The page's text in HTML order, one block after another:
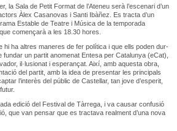
la Sala de Petit Format de l’Ateneu serà l’escenari d’un
Àlex Casanovas i Santi Ibàñez. Es tracta d’un
Estable de Teatre i Música de la temporada
començarà a les 18.30 hores.
hi ha altres maneres de fer política i que ells poden dur-
fundar un partit anomenat Entesa per Catalunya (eCat),
il·lusionat i esperançat. Així, amb aquesta obra,
del partit, amb la idea de presentar les principals
l’interès del públic de Castellar, tan jove d’esperit,
edició del Festival de Tàrrega, i va causar confusió
que van pensar que es tractava realment d’una nova